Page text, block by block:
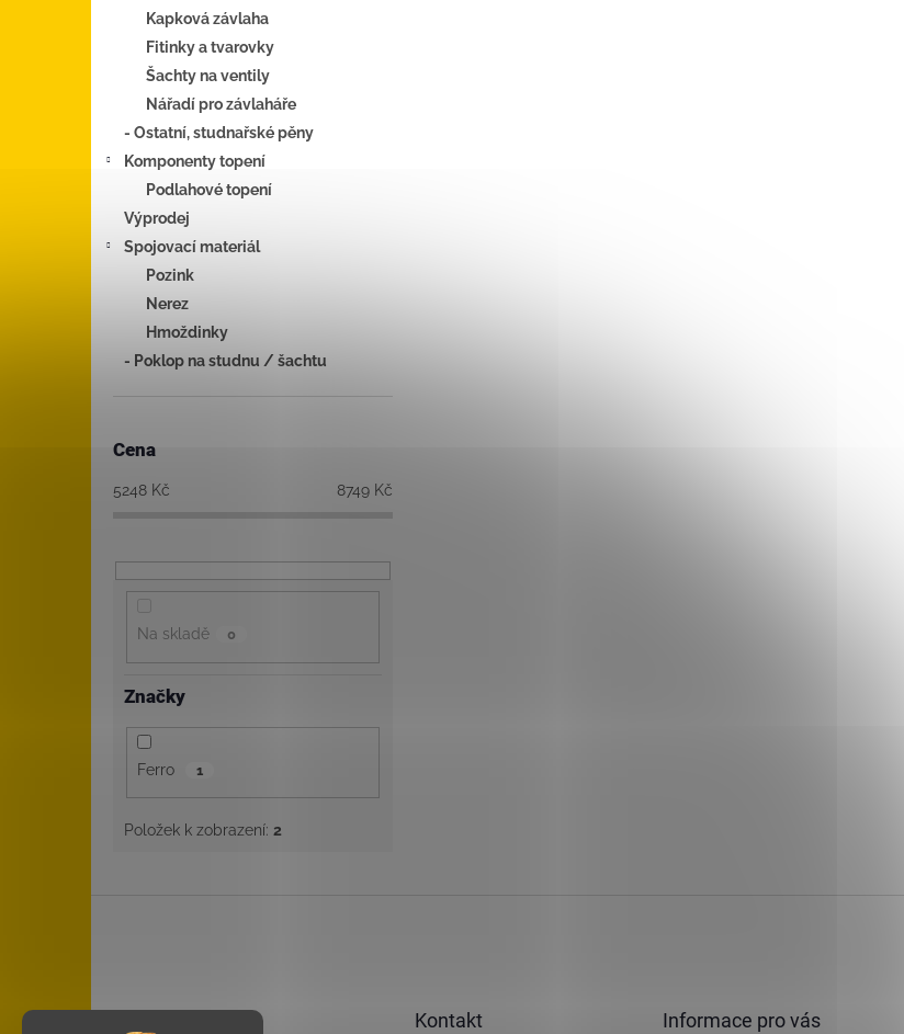
Kapková závlaha
Fitinky a tvarovky
Šachty na ventily
Nářadí pro závlaháře
- Ostatní, studnařské pěny
Komponenty topení
Podlahové topení
Výprodej
Spojovací materiál
Pozink
Nerez
Hmoždinky
- Poklop na studnu / šachtu
Cena
5248 Kč 8749 Kč
Na skladě 0
Značky
Ferro 1
Položek k zobrazení: 2
Kontakt Informace pro vás